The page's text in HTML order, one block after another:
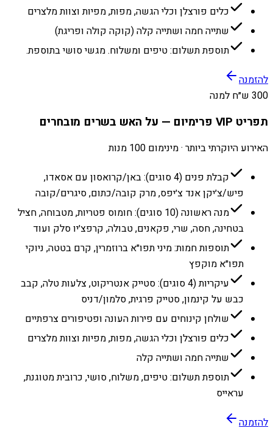
כלים פורצלן וכלי הגשה, מפות, מפיות וצוות מלצרים
שתייה חמה ושתייה קלה (קוקה קולה ופריגת)
תוספת תשלום: טיפים ומשלוח. מגשי סושי בתוספת.
להזמנה
300 ש״ח למנה
תפריט VIP פרימיום — על האש בשרים מובחרים
האירוע היוקרתי ביותר · מינימום 100 מנות
קבלת פנים (4 סוגים): באן/קרואסון עם אסאדו,
פיש/צ׳יקן אנד צ׳יפס, מרק קובה/כתום, סיגרים/קובה
מנה ראשונה (10 סוגים): חומוס פטריות, מטבוחה, חציל
בטחינה, חסה, שרי, פקאנים, טבולה, קרפצ׳יו סלק ועוד
תוספות חמות: מיני תפו״א ברוזמרין, קרם בטטה, ניוקי
תפו״א מוקפץ
עיקריות (4 סוגים): סטייק אנטריקוט, צלעות טלה, קבב
כבש על קינמון, סטייק פרגית, סלמון/דניס
שולחן קינוחים עם פירות העונה ופטיפורים צרפתיים
כלים פורצלן וכלי הגשה, מפות, מפיות וצוות מלצרים
שתייה חמה ושתייה קלה
תוספת תשלום: טיפים, משלוח, סושי, כרובית מטוגנת,
עראייס
להזמנה